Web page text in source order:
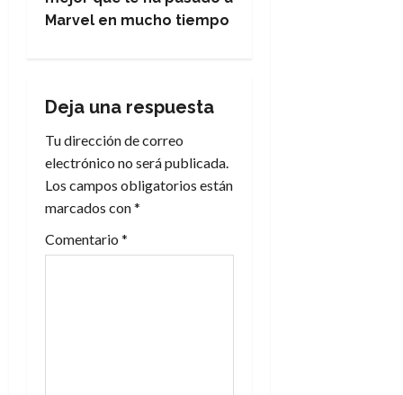
g
c
i
ó
n
d
Marvel en mucho tiempo
Deja una respuesta
Tu dirección de correo
electrónico no será publicada.
Los campos obligatorios están
marcados con*
Comentario *